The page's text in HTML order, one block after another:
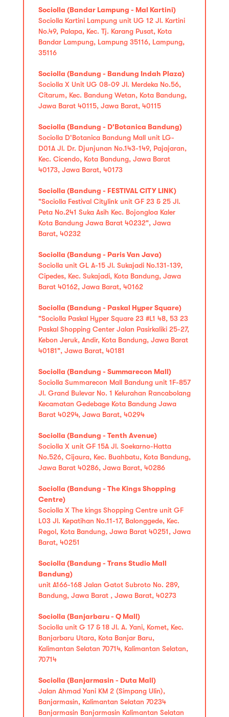
Sociolla (Bandar Lampung - Mal Kartini)
Sociolla Kartini Lampung unit UG 12 Jl. Kartini
No.49, Palapa, Kec. Tj. Karang Pusat, Kota
Bandar Lampung, Lampung 35116, Lampung,
35116
Sociolla (Bandung - Bandung Indah Plaza)
Sociolla X Unit UG 08-09 Jl. Merdeka No.56,
Citarum, Kec. Bandung Wetan, Kota Bandung,
Jawa Barat 40115, Jawa Barat, 40115
Sociolla (Bandung - D'Botanica Bandung)
Sociolla D'Botanica Bandung Mall unit LG-
D01A Jl. Dr. Djunjunan No.143-149, Pajajaran,
Kec. Cicendo, Kota Bandung, Jawa Barat
40173, Jawa Barat, 40173
Sociolla (Bandung - FESTIVAL CITY LINK)
"Sociolla Festival Citylink unit GF 23 & 25 Jl.
Peta No.241 Suka Asih Kec. Bojongloa Kaler
Kota Bandung Jawa Barat 40232", Jawa
Barat, 40232
Sociolla (Bandung - Paris Van Java)
Sociolla unit GL A-15 Jl. Sukajadi No.131-139,
Cipedes, Kec. Sukajadi, Kota Bandung, Jawa
Barat 40162, Jawa Barat, 40162
Sociolla (Bandung - Paskal Hyper Square)
"Sociolla Paskal Hyper Square 23 #L1 48, 53 23
Paskal Shopping Center Jalan Pasirkaliki 25-27,
Kebon Jeruk, Andir, Kota Bandung, Jawa Barat
40181", Jawa Barat, 40181
Sociolla (Bandung - Summarecon Mall)
Sociolla Summarecon Mall Bandung unit 1F-857
Jl. Grand Bulevar No. 1 Kelurahan Rancabolang
Kecamatan Gedebage Kota Bandung Jawa
Barat 40294, Jawa Barat, 40294
Sociolla (Bandung - Tenth Avenue)
Sociolla X unit GF 15A Jl. Soekarno-Hatta
No.526, Cijaura, Kec. Buahbatu, Kota Bandung,
Jawa Barat 40286, Jawa Barat, 40286
Sociolla (Bandung - The Kings Shopping
Centre)
Sociolla X The kings Shopping Centre unit GF
L03 Jl. Kepatihan No.11-17, Balonggede, Kec.
Regol, Kota Bandung, Jawa Barat 40251, Jawa
Barat, 40251
Sociolla (Bandung - Trans Studio Mall
Bandung)
unit A166-168 Jalan Gatot Subroto No. 289,
Bandung, Jawa Barat , Jawa Barat, 40273
Sociolla (Banjarbaru - Q Mall)
Sociolla unit G 17 & 18 Jl. A. Yani, Komet, Kec.
Banjarbaru Utara, Kota Banjar Baru,
Kalimantan Selatan 70714, Kalimantan Selatan,
70714
Sociolla (Banjarmasin - Duta Mall)
Jalan Ahmad Yani KM 2 (Simpang Ulin),
Banjarmasin, Kalimantan Selatan 70234
Banjarmasin Banjarmasin Kalimantan Selatan